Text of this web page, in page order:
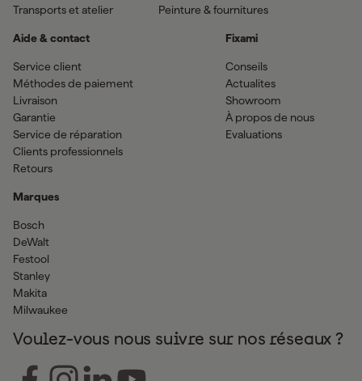
Transports et atelier
Peinture & fournitures
Aide & contact
Service client
Méthodes de paiement
Livraison
Garantie
Service de réparation
Clients professionnels
Retours
Marques
Bosch
DeWalt
Festool
Stanley
Makita
Milwaukee
Fixami
Conseils
Actualites
Showroom
À propos de nous
Evaluations
Voulez-vous nous suivre sur nos réseaux ?